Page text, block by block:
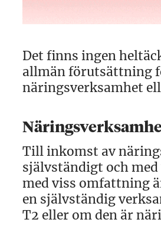
Det finns ingen
allmän förutsättning
näringsverksamhet
Till inkomst av
självständigt och
med viss omfattning
en självständig
T2 eller om den är